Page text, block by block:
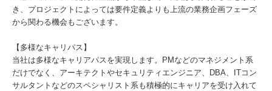
き、プロジェクトによっては要件定義よりも上流の業務企画フェーズ
から関わる機会もございます。
【多様なキャリパス】
当社は多様なキャリアパスを実現します。PMなどのマネジメント系
だけでなく、アーキテクトやセキュリティエンジニア、DBA、ITコン
サルタントなどのスペシャリスト系も積極的にキャリアを受け入れて